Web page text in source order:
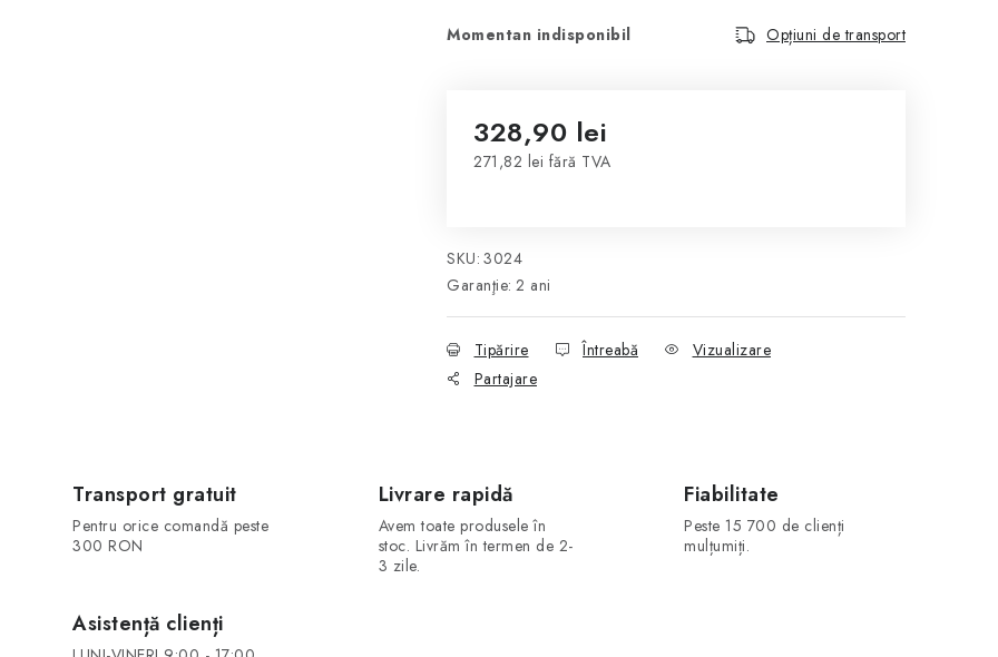
Momentan indisponibil Opțiuni de transport
328,90 lei
271,82 lei fără TVA
SKU: 3024
Garanţie: 2 ani
Tipărire Întreabă
Vizualizare
Partajare
Transport gratuit
Pentru orice comandă peste
300 RON
Livrare rapidă
Avem toate produsele în
stoc. Livrăm în termen de 2-
3 zile.
Fiabilitate
Peste 15 700 de clienți
mulțumiți.
Asistență clienți